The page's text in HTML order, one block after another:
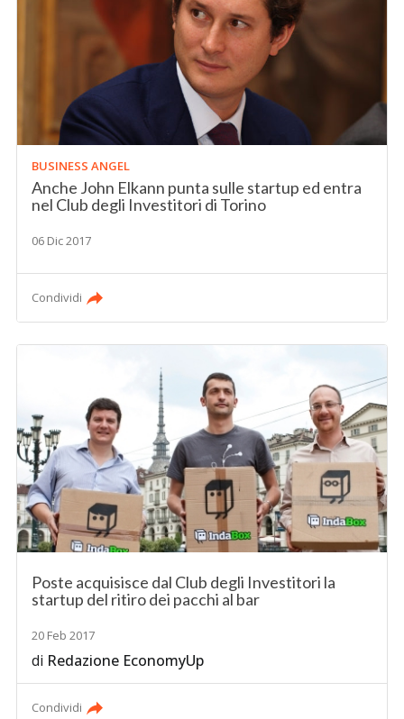
BUSINESS ANGEL
Anche John Elkann punta sulle startup ed entra
nel Club degli Investitori di Torino
06 Dic 2017
Condividi
Poste acquisisce dal Club degli Investitori la
startup del ritiro dei pacchi al bar
20 Feb 2017
di Redazione EconomyUp
Condividi